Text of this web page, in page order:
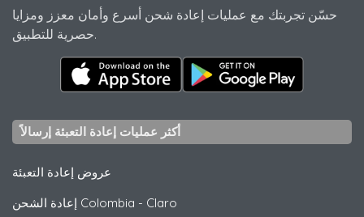
حسّن تجربتك مع عمليات إعادة شحن أسرع وأمان معزز ومزايا
حصرية للتطبيق.
أكثر عمليات إعادة التعبئة إرسالاً
عروض إعادة التعبئة
إعادة الشحن Colombia - Claro